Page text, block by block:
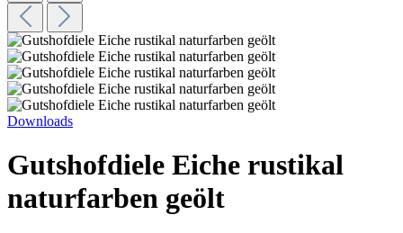
Downloads
Gutshofdiele Eiche rustikal
naturfarben geölt